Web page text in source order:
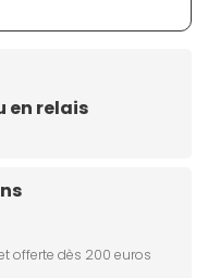
en relais
offerte dès 200 euros